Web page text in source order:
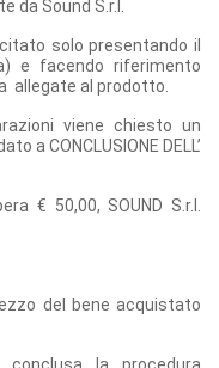
Sound S.r.l.
solo presentando il
e facendo riferimento
allegate al prodotto.
viene chiesto un
a CONCLUSIONE DELL’
€ 50,00, SOUND S.r.l.
del bene acquistato